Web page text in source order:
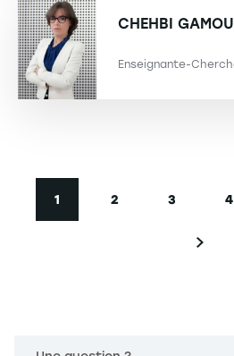
CHEHBI
Enseignante-
Page courante
1
Page
2
Page
3 4
Page